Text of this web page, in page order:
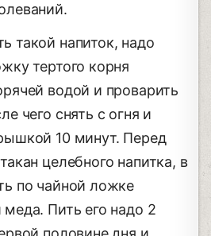
такой напиток, надо
тертого корня
водой и проварить
чего снять с огня и
10 минут. Перед
целебного напитка, в
по чайной ложке
Пить его надо 2